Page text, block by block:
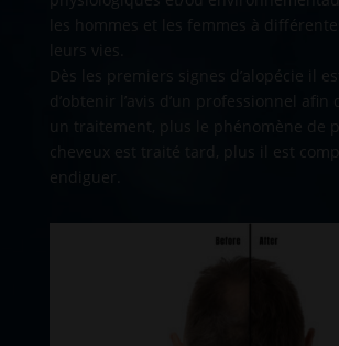
les hommes et les femmes à
leurs vies.
Dès les premiers signes d’alopécie il
d’obtenir l’avis d’un professionnel
un traitement, plus le phénomène de
cheveux est traité tard, plus il est
endiguer.